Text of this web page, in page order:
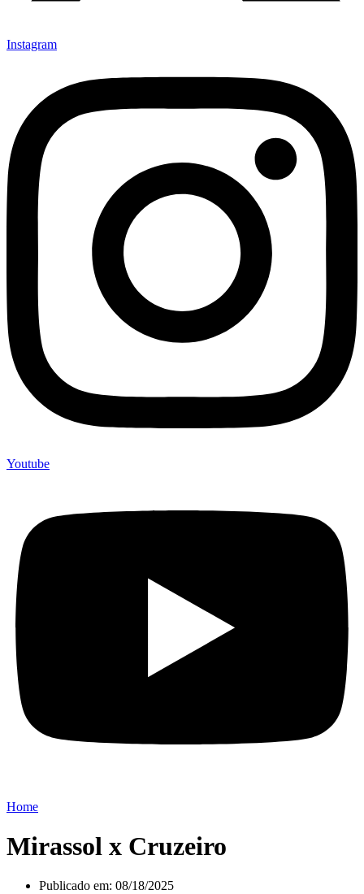
Instagram
Youtube
Home
Mirassol x Cruzeiro
Publicado em: 08/18/2025